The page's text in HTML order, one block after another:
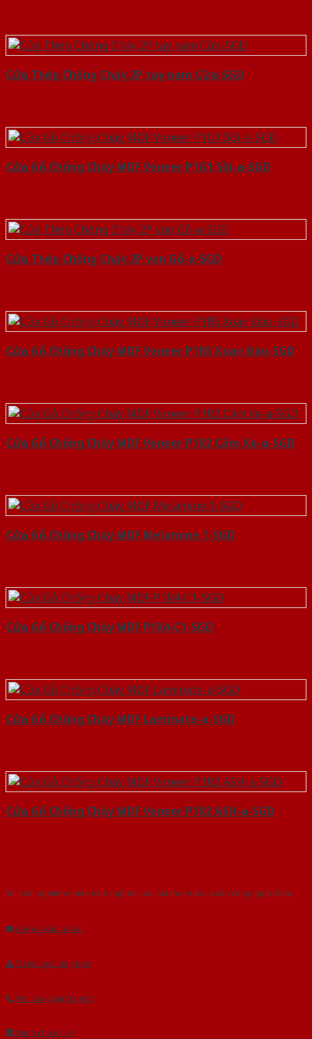
Cửa Thép Chống Cháy 2P tay nam Cửa-SGD
Cửa Gỗ Chống Cháy MDF Veneer P1G1 Sồi-a-SGD
Cửa Thép Chống Cháy 2P van Gỗ-a-SGD
Cửa Gỗ Chống Cháy MDF Veneer P1R5 Xoan Đào-SGD
Cửa Gỗ Chống Cháy MDF Veneer P1R2 Căm Xe-a-SGD
Cửa Gỗ Chống Cháy MDF Melamine 1-SGD
Cửa Gỗ Chống Cháy MDF P1R4-C1-SGD
Cửa Gỗ Chống Cháy MDF Laminate-a-SGD
Cửa Gỗ Chống Cháy MDF Veneer P1R2 ASH-a-SGD
Với kinh nghiệm nhiêu năm nghiên cứu cửa theo tiêu chuẩn công nghệ Châu
Gửi yêu cầu tư vấn
Tải báo giá tổng hợp
Yêu cầu gọi lại (3 phút)
Dành cho đại lý